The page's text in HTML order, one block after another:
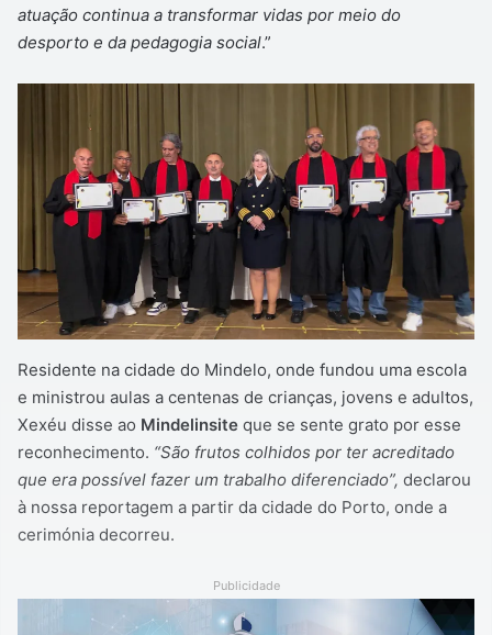
atuação continua a transformar vidas por meio do
desporto e da pedagogia social.”
Residente na cidade do Mindelo, onde fundou uma escola
e ministrou aulas a centenas de crianças, jovens e adultos,
Xexéu disse ao Mindelinsite que se sente grato por esse
reconhecimento. “São frutos colhidos por ter acreditado
que era possível fazer um trabalho diferenciado”, declarou
à nossa reportagem a partir da cidade do Porto, onde a
cerimónia decorreu.
Publicidade